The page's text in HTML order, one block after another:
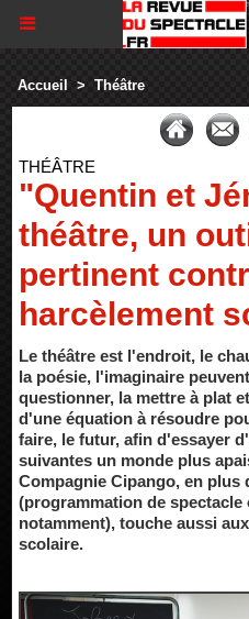
Accueil > Théâtre
THÉÂTRE
"Quentin et
théâtre, un
pertinent
harcèlement
Le théâtre est l'endroit, le
la poésie, l'imaginaire
questionner, la mettre à plat
d'une équation à résoudre
faire, le futur, afin d'essayer
suivantes un monde plus
Compagnie Cipango, en
(programmation de spectacle
notamment), touche aussi
scolaire.